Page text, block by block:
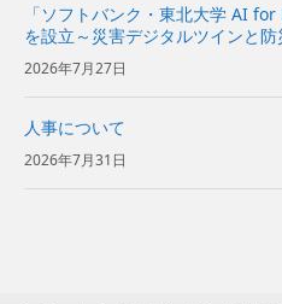
「ソフトバンク・東北大学 AI
を設立～災害デジタルツインと
ster Science基盤」の研究開発
ソフ...
2026年7月27日
人事について
2026年7月31日